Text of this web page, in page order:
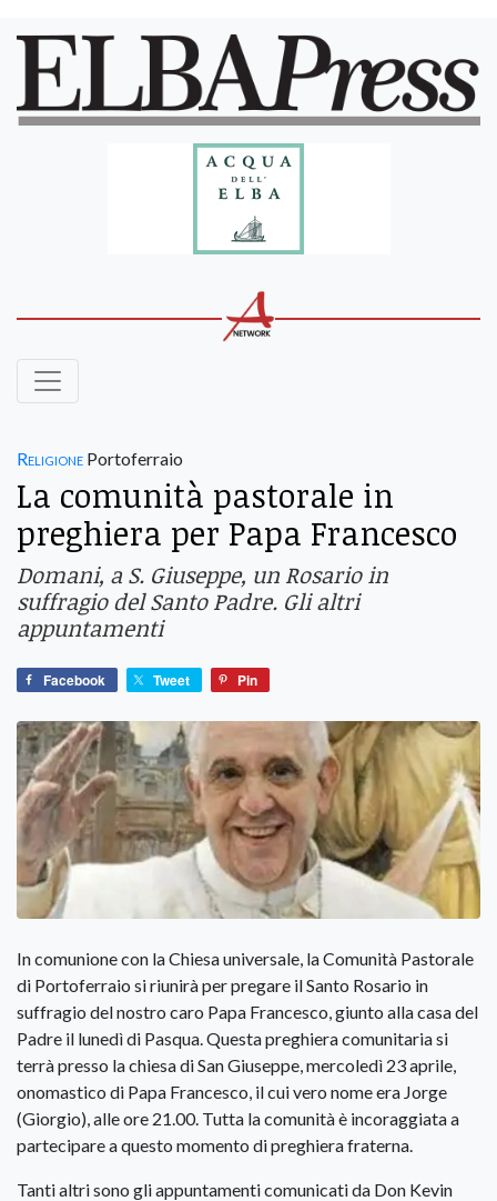
Religione Portoferraio
La comunità pastorale in
preghiera per Papa Francesco
Domani, a S. Giuseppe, un Rosario in
suffragio del Santo Padre. Gli altri
appuntamenti
Facebook Tweet Pin
In comunione con la Chiesa universale, la Comunità Pastorale
di Portoferraio si riunirà per pregare il Santo Rosario in
suffragio del nostro caro Papa Francesco, giunto alla casa del
Padre il lunedì di Pasqua. Questa preghiera comunitaria si
terrà presso la chiesa di San Giuseppe, mercoledì 23 aprile,
onomastico di Papa Francesco, il cui vero nome era Jorge
(Giorgio), alle ore 21.00. Tutta la comunità è incoraggiata a
partecipare a questo momento di preghiera fraterna.
Tanti altri sono gli appuntamenti comunicati da Don Kevin